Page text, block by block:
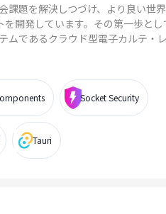
課題を解決しつづけ、より良い世
開発しています。その第一歩とし
ムであるクラウド型電子カルテ・
Socket Security
Tauri